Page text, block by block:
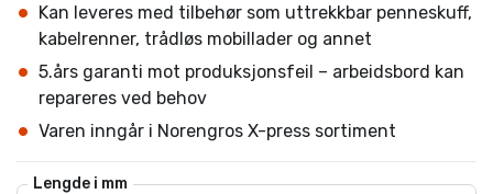
Kan leveres med tilbehør som uttrekkbar penneskuff,
kabelrenner, trådløs mobillader og annet
5.års garanti mot produksjonsfeil – arbeidsbord kan
repareres ved behov
Varen inngår i Norengros X-press sortiment
Lengde i mm